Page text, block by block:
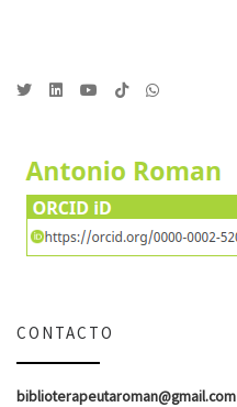
CONTACTO
biblioterapeutaroman@gmail.com